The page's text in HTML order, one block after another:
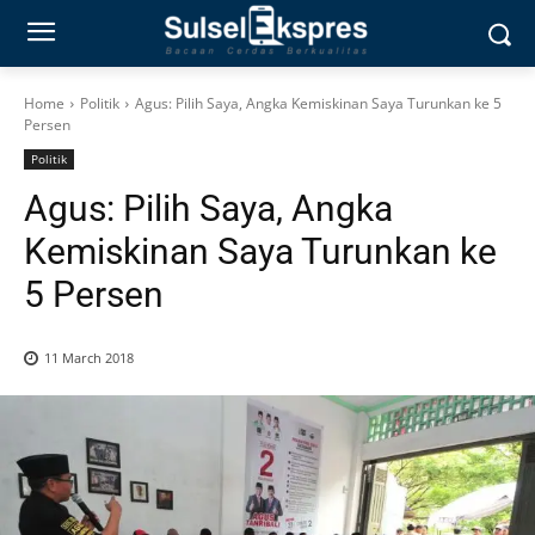
Home Politik
Agus: Pilih Saya, Angka Kemiskinan Saya Turunkan ke 5
Persen
Politik
Agus: Pilih Saya, Angka
Kemiskinan Saya Turunkan ke
5 Persen
11 March 2018